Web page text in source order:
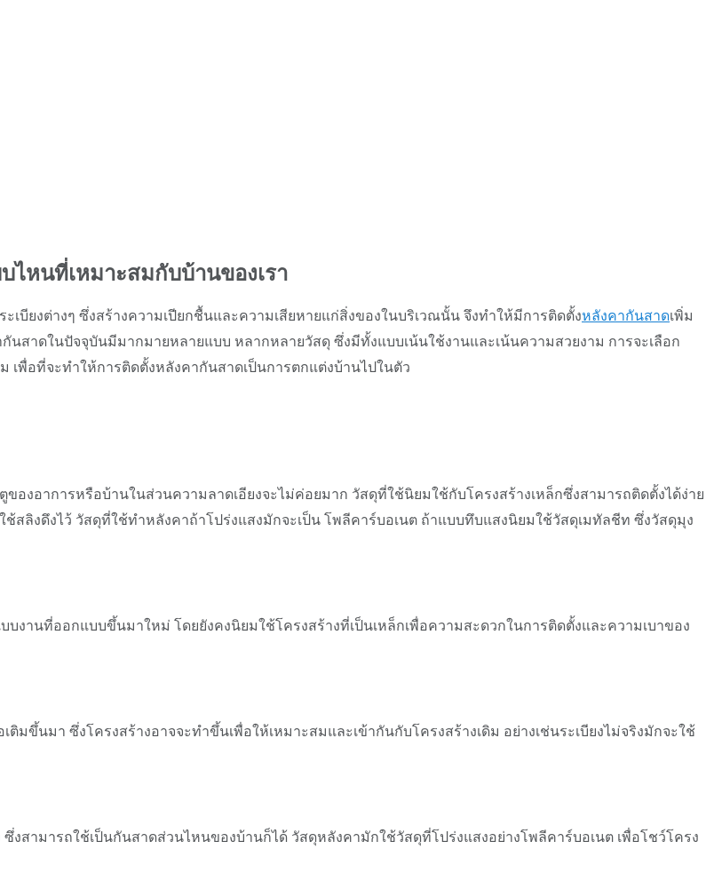
หนที่เหมาะสมกับบ้านของเรา
บียงต่างๆ ซึ่งสร้างความเปียกชื้นและความเสียหายแก่สิ่งของในบริเวณนั้น จึงทำให้มีการติดตั้งหลังคากันสาดเพิ่ม
สาดในปัจจุบันมีมากมายหลายแบบ หลากหลายวัสดุ ซึ่งมีทั้งแบบเน้นใช้งานและเน้นความสวยงาม การจะเลือก
เพื่อที่จะทำให้การติดตั้งหลังคากันสาดเป็นการตกแต่งบ้านไปในตัว
งอาการหรือบ้านในส่วนความลาดเอียงจะไม่ค่อยมาก วัสดุที่ใช้นิยมใช้กับโครงสร้างเหล็กซึ่งสามารถติดตั้งได้ง่าย
สลิงดึงไว้ วัสดุที่ใช้ทำหลังคาถ้าโปร่งแสงมักจะเป็น โพลีคาร์บอเนต ถ้าแบบทึบแสงนิยมใช้วัสดุเมทัลชีท ซึ่งวัสดุมุง
งานที่ออกแบบขึ้นมาใหม่ โดยยังคงนิยมใช้โครงสร้างที่เป็นเหล็กเพื่อความสะดวกในการติดตั้งและความเบาของ
ขึ้นมา ซึ่งโครงสร้างอาจจะทำขึ้นเพื่อให้เหมาะสมและเข้ากันกับโครงสร้างเดิม อย่างเช่นระเบียงไม่จริงมักจะใช้
สามารถใช้เป็นกันสาดส่วนไหนของบ้านก็ได้ วัสดุหลังคามักใช้วัสดุที่โปร่งแสงอย่างโพลีคาร์บอเนต เพื่อโชว์โครง